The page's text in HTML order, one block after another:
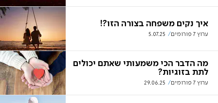
איך נקים משפחה בצורה הזו?!
ערוץ 7 פורומים 5.07.25
מה הדבר הכי משמעותי שאתם יכולים
לתת בזוגיות?
ערוץ 7 פורומים 29.06.25